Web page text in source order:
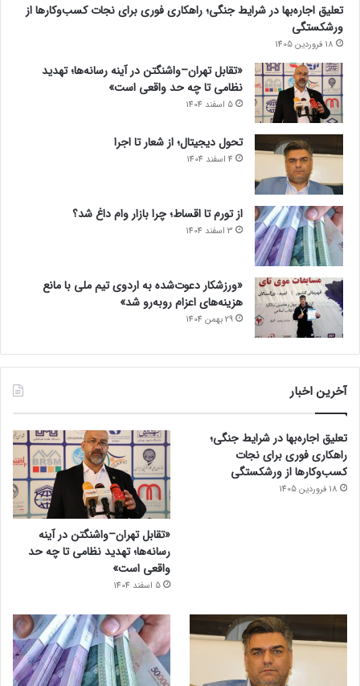
تعلیق اجاره‌بها در شرایط جنگی؛ راهکاری فوری برای نجات کسب‌وکارها از
ورشکستگی
18 فروردین 1405
«تقابل تهران–واشنگتن در آینه رسانه‌ها؛ تهدید
نظامی تا چه حد واقعی است»
5 اسفند 1404
تحول دیجیتال؛ از شعار تا اجرا
4 اسفند 1404
از تورم تا اقساط؛ چرا بازار وام داغ شد؟
3 اسفند 1404
«ورزشکار دعوت‌شده به اردوی تیم ملی با مانع
هزینه‌های اعزام روبه‌رو شد»
29 بهمن 1404
آخرین اخبار
تعلیق اجاره‌بها در شرایط جنگی؛
راهکاری فوری برای نجات
کسب‌وکارها از ورشکستگی
18 فروردین 1405
«تقابل تهران–واشنگتن در آینه
رسانه‌ها؛ تهدید نظامی تا چه حد
واقعی است»
5 اسفند 1404